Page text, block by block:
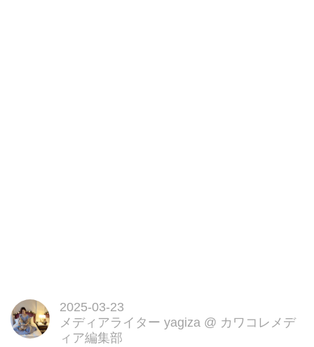
2025-03-23
メディアライター yagiza @ カワコレメデ
ィア編集部